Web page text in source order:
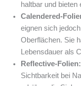
haltbar und bieten
Calendered-
eignen sich
Oberflächen. Sie
Lebensdauer als
Reflective-Folien:
Sichtbarkeit bei